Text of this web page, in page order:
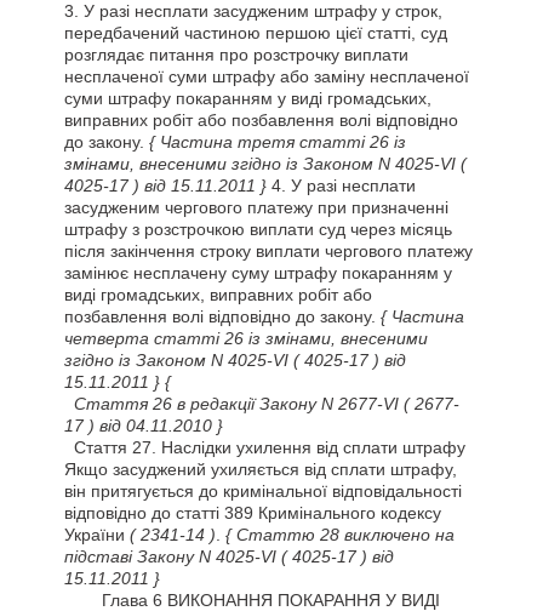
3. У разі несплати засудженим штрафу у строк,
передбачений частиною першою цієї статті, суд
розглядає питання про розстрочку виплати
несплаченої суми штрафу або заміну несплаченої
суми штрафу покаранням у виді громадських,
виправних робіт або позбавлення волі відповідно
до закону. { Частина третя статті 26 із
змінами, внесеними згідно із Законом N 4025-VI (
4025-17 ) від 15.11.2011 } 4. У разі несплати
засудженим чергового платежу при призначенні
штрафу з розстрочкою виплати суд через місяць
після закінчення строку виплати чергового платежу
замінює несплачену суму штрафу покаранням у
виді громадських, виправних робіт або
позбавлення волі відповідно до закону. { Частина
четверта статті 26 із змінами, внесеними
згідно із Законом N 4025-VI ( 4025-17 ) від
15.11.2011 } {
Стаття 26 в редакції Закону N 2677-VI ( 2677-
17 ) від 04.11.2010 }
Стаття 27. Наслідки ухилення від сплати штрафу
Якщо засуджений ухиляється від сплати штрафу,
він притягується до кримінальної відповідальності
відповідно до статті 389 Кримінального кодексу
України ( 2341-14 ) { Статтю 28 виключено на
підставі Закону N 4025-VI ( 4025-17 ) від
15.11.2011 }
Глава 6 ВИКОНАННЯ ПОКАРАННЯ У ВИДІ